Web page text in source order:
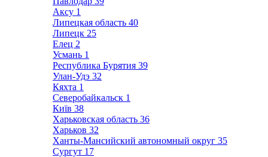
Аксу 1
Липецкая область 40
Липецк 25
Елец 2
Усмань 1
Республика Бурятия 39
Улан-Удэ 32
Кяхта 1
Северобайкальск 1
Київ 38
Харьковская область 36
Харьков 32
Ханты-Мансийский автономный округ 35
Сургут 17